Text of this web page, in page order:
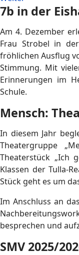
7b in der
Am 4. Dezember
Frau Strobel in
fröhlichen Ausflug
Stimmung. Mit
Erinnerungen im
Schule.
Mensch:
In diesem Jahr
Theatergruppe
Theaterstück „Ich
Klassen der Tulla-
Stück geht es um
Im Anschluss an
besprechen und
SMV 2025/